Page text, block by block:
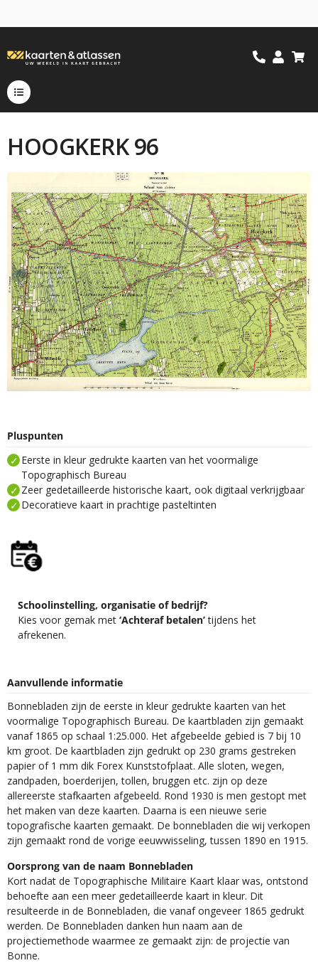
HOOGKERK 96
Pluspunten
Eerste in kleur gedrukte kaarten van het voormalige
Topographisch Bureau
Zeer gedetailleerde historische kaart, ook digitaal verkrijgbaar
Decoratieve kaart in prachtige pasteltinten
Schoolinstelling, organisatie of bedrijf?
Kies voor gemak met ‘Achteraf betalen’tijdens het
afrekenen.
Aanvullende informatie
Bonnebladen zijn de eerste in kleur gedrukte kaarten van het
voormalige Topographisch Bureau. De kaartbladen zijn gemaakt
vanaf 1865 op schaal 1:25.000. Het afgebeelde gebied is 7 bij 10
km groot. De kaartbladen zijn gedrukt op 230 grams gestreken
papier of 1 mm dik Forex Kunststofplaat. Alle sloten, wegen,
zandpaden, boerderijen, tollen, bruggen etc. zijn op deze
allereerste stafkaarten afgebeeld. Rond 1930 is men gestopt met
het maken van deze kaarten. Daarna is een nieuwe serie
topografische kaarten gemaakt. De bonnebladen die wij verkopen
zijn gemaakt rond de vorige eeuwwisseling, tussen 1890 en 1915.
Oorsprong van de naam Bonnebladen
Kort nadat de Topographische Militaire Kaart klaar was, ontstond
behoefte aan een meer gedetailleerde kaart in kleur. Dit
resulteerde in de Bonnebladen, die vanaf ongeveer 1865 gedrukt
werden. De Bonnebladen danken hun naam aan de
projectiemethode waarmee ze gemaakt zijn: de projectie van
Bonne.